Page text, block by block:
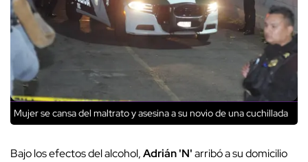
Mujer se cansa del maltrato y asesina a su novio de una cuchillada
Bajo los efectos del alcohol,Adrián 'N'arribó a su domicilio